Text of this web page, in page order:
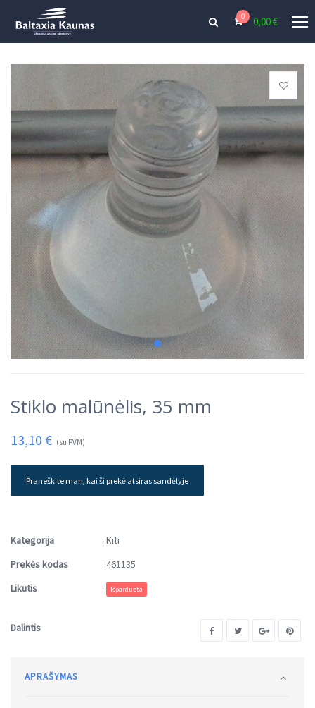
0 0,00€
Stiklo malūnėlis, 35 mm
13,10 € (su PVM)
Praneškite man, kai ši prekė atsiras sandėlyje
Kategorija : Kiti
Prekės kodas
: 461135
Likutis
: Išparduota
Dalintis
APRAŠYMAS